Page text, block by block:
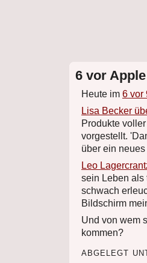
6 vor Apple
Heute im 6 vor
Lisa Becker
Produkte
vorgestellt.
über ein
Leo
sein Leben als
schwach
Bildschirm
Und von wem
kommen?
ABGELEGT